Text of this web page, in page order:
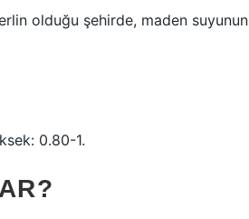
olduğu şehirde, maden suyunun
0.80-1.